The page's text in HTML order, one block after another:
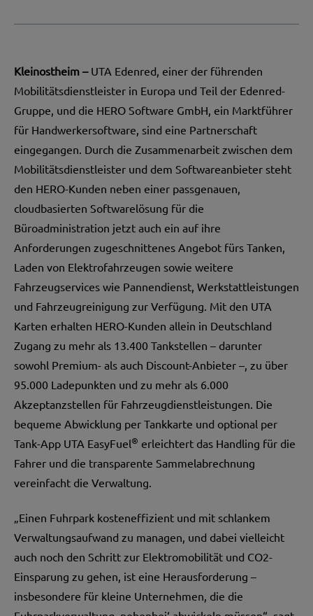
Kleinostheim – UTA Edenred , einer der führenden
Mobilitätsdienstleister in Europa und Teil der Edenred-
Gruppe, und die HERO Software GmbH, ein Marktführer
für Handwerkersoftware, sind eine Partnerschaft
eingegangen. Durch die Zusammenarbeit zwischen dem
Mobilitätsdienstleister und dem Softwareanbieter steht
den HERO-Kunden neben einer passgenauen,
cloudbasierten Softwarelösung für die
Büroadministration jetzt auch ein auf ihre
Anforderungen zugeschnittenes Angebot fürs Tanken,
Laden von Elektrofahrzeugen sowie weitere
Fahrzeugservices wie Pannendienst, Werkstattleistungen
und Fahrzeugreinigung zur Verfügung. Mit den UTA
Karten erhalten HERO-Kunden allein in Deutschland
Zugang zu mehr als 13.400 Tankstellen – darunter
sowohl Premium- als auch Discount-Anbieter –, zu über
95.000 Ladepunkten und zu mehr als 6.000
Akzeptanzstellen für Fahrzeugdienstleistungen. Die
bequeme Abwicklung per Tankkarte und optional per
Tank-App UTA EasyFuel® erleichtert das Handling für die
Fahrer und die transparente Sammelabrechnung
vereinfacht die Verwaltung.
„Einen Fuhrpark kosteneffizient und mit schlankem
Verwaltungsaufwand zu managen, und dabei vielleicht
auch noch den Schritt zur Elektromobilität und CO2-
Einsparung zu gehen, ist eine Herausforderung –
insbesondere für kleine Unternehmen, die die